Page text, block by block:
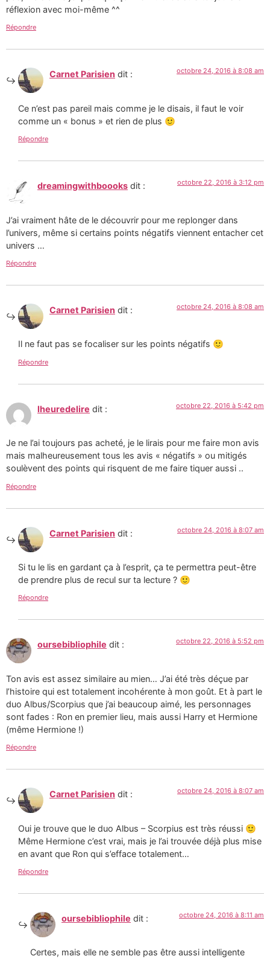
réflexion avec moi-même ^^
Répondre
Carnet Parisien dit : octobre 24, 2016 à 8:08 am
Ce n’est pas pareil mais comme je le disais, il faut le voir
comme un « bonus » et rien de plus 🙂
Répondre
dreamingwithboooks dit : octobre 22, 2016 à 3:12 pm
J’ai vraiment hâte de le découvrir pour me replonger dans
l’univers, même si certains points négatifs viennent entacher cet
univers …
Répondre
Carnet Parisien dit : octobre 24, 2016 à 8:08 am
Il ne faut pas se focaliser sur les points négatifs 🙂
Répondre
lheuredelire dit : octobre 22, 2016 à 5:42 pm
Je ne l’ai toujours pas acheté, je le lirais pour me faire mon avis
mais malheureusement tous les avis « négatifs » ou mitigés
soulèvent des points qui risquent de me faire tiquer aussi ..
Répondre
Carnet Parisien dit : octobre 24, 2016 à 8:07 am
Si tu le lis en gardant ça à l’esprit, ça te permettra peut-être
de prendre plus de recul sur ta lecture ? 🙂
Répondre
oursebibliophile dit : octobre 22, 2016 à 5:52 pm
Ton avis est assez similaire au mien… J’ai été très déçue par
l’histoire qui est totalement incohérente à mon goût. Et à part le
duo Albus/Scorpius que j’ai beaucoup aimé, les personnages
sont fades : Ron en premier lieu, mais aussi Harry et Hermione
(même Hermione !)
Répondre
Carnet Parisien dit : octobre 24, 2016 à 8:07 am
Oui je trouve que le duo Albus – Scorpius est très réussi 🙂
Même Hermione c’est vrai, mais je l’ai trouvée déjà plus mise
en avant que Ron qui s’efface totalement…
Répondre
oursebibliophile dit : octobre 24, 2016 à 8:11 am
Certes, mais elle ne semble pas être aussi intelligente